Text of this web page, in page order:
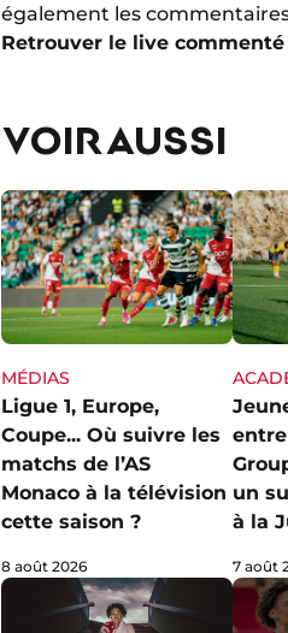
également les
Retrouver le live commenté
VOIR AUSSI
MÉDIAS
Ligue 1, Europe,
Coupe... Où suivre les
matchs de l’AS
Monaco à la télévision
cette saison ?
8 août 2026
un
à la
7 août